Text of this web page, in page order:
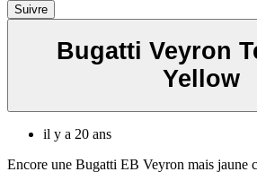
Suivre
Bugatti Veyron
Yellow
il y a 20 ans
Encore une Bugatti EB Veyron mais jaune